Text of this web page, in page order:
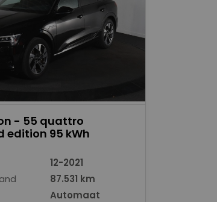
- 55 quattro
edition 95 kWh
12-2021
87.531 km
Automaat